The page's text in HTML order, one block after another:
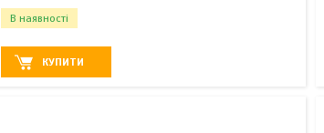
В наявності
КУПИТИ